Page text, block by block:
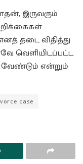
இருவரும்
தடை விதித்து
வெளியிடப்பட்ட
என்றும்
case